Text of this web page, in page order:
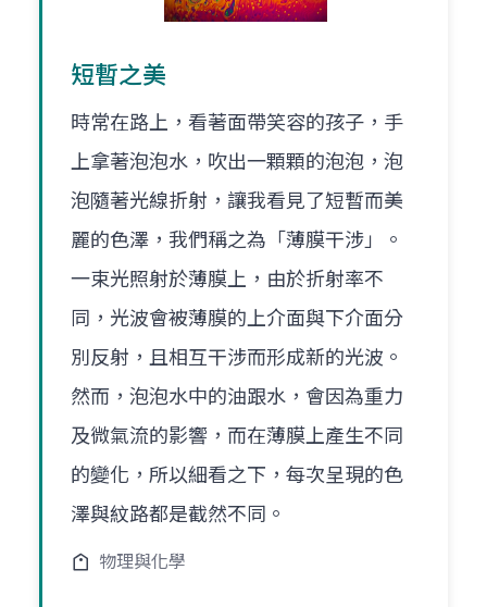
短暫之美
時常在路上，看著面帶笑容的孩子，手
上拿著泡泡水，吹出一顆顆的泡泡，泡
泡隨著光線折射，讓我看見了短暫而美
麗的色澤，我們稱之為「薄膜干涉」。
一束光照射於薄膜上，由於折射率不
同，光波會被薄膜的上介面與下介面分
別反射，且相互干涉而形成新的光波。
然而，泡泡水中的油跟水，會因為重力
及微氣流的影響，而在薄膜上產生不同
的變化，所以細看之下，每次呈現的色
澤與紋路都是截然不同。
物理與化學